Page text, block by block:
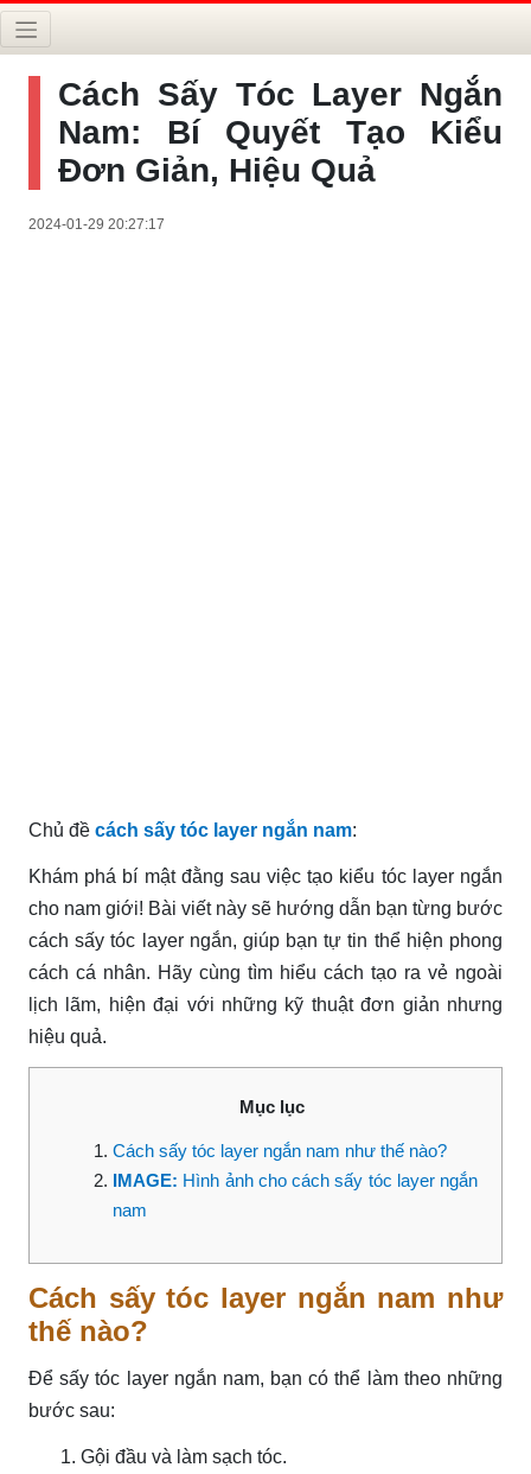
Cách Sấy Tóc Layer Ngắn
Nam: Bí Quyết Tạo Kiểu
Đơn Giản, Hiệu Quả
2024-01-29 20:27:17
Chủ đề cách sấy tóc layer ngắn nam:
Khám phá bí mật đằng sau việc tạo kiểu tóc layer ngắn
cho nam giới! Bài viết này sẽ hướng dẫn bạn từng bước
cách sấy tóc layer ngắn, giúp bạn tự tin thể hiện phong
cách cá nhân. Hãy cùng tìm hiểu cách tạo ra vẻ ngoài
lịch lãm, hiện đại với những kỹ thuật đơn giản nhưng
hiệu quả.
Mục lục
Cách sấy tóc layer ngắn nam như thế nào?
IMAGE: Hình ảnh cho cách sấy tóc layer ngắn
nam
Cách sấy tóc layer ngắn nam như
thế nào?
Để sấy tóc layer ngắn nam, bạn có thể làm theo những
bước sau:
Gội đầu và làm sạch tóc.